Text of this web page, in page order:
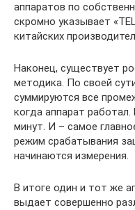
аппаратов по
скромно указывает
китайских
Наконец, существует
методика. По своей
суммируются все
когда аппарат
минут. И – самое
режим срабатывания
начинаются измерения.
В итоге один и тот же
выдает совершенно